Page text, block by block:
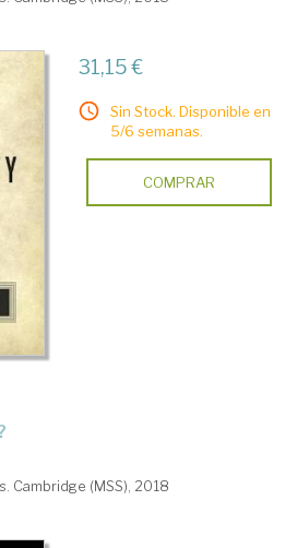
31,15 €
Sin Stock. Disponible en
5/6 semanas.
COMPRAR
Cambridge (MSS), 2018